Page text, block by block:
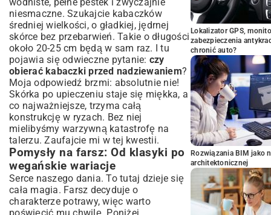
niesmaczne. Szukajcie kabaczków
średniej wielkości, o gładkiej, jędrnej
skórce bez przebarwień. Takie o długości
około 20-25 cm będą w sam raz. I tu
pojawia się odwieczne pytanie: czy
obierać kabaczki przed nadziewaniem?
Moja odpowiedź brzmi: absolutnie nie!
Skórka po upieczeniu staje się miękka, a
co najważniejsze, trzyma całą
konstrukcję w ryzach. Bez niej
mielibyśmy warzywną katastrofę na
talerzu. Zaufajcie mi w tej kwestii.
Pomysły na farsz: Od klasyki po
wegańskie wariacje
Serce naszego dania. To tutaj dzieje się
cała magia. Farsz decyduje o
charakterze potrawy, więc warto
Lokalizator GPS,
zabezpieczenia
chronić auto?
Rozwiązania BIM jako
architektonicznej